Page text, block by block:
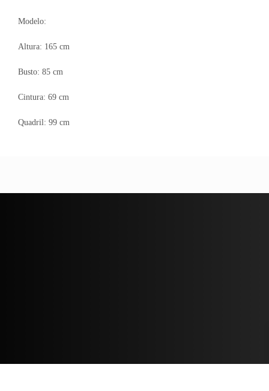
Modelo:
Altura: 165 cm
Busto: 85 cm
Cintura: 69 cm
Quadril: 99 cm